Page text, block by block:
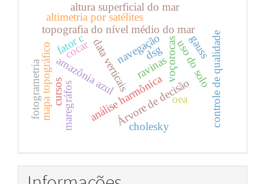
data verticais
topografia do nível médio do mar
amazônia azul voçorocas
ravinas uso do solo
Árvore de decisão
altimetria por satélites
altura superficial do mar
mapa topográfico análise harmônica controle de qualidade
maregráfos
navegação
fotogrametria
cocar dsg
fator c gauss
cholesky
oea
cursos